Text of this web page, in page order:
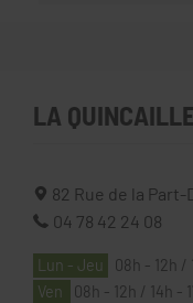
LA
82 Rue de la Part-
04 78 42 24 08
Lun - Jeu
Ven
08h - 12h / 14h -